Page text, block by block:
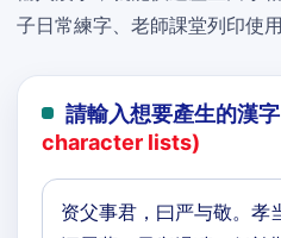
子日常練字、老師課堂列印使用
請輸入想要產生的漢字
character lists)